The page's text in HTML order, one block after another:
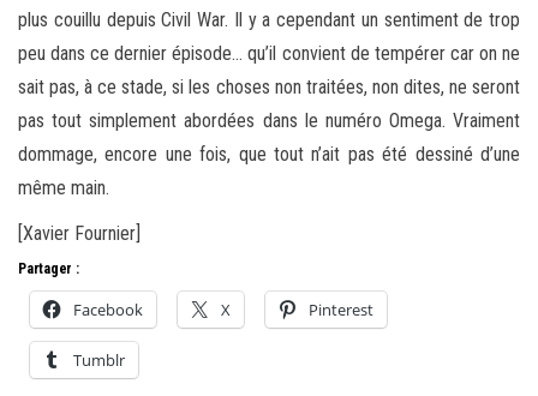
plus couillu depuis Civil War. Il y a cependant un sentiment de trop
peu dans ce dernier épisode… qu’il convient de tempérer car on ne
sait pas, à ce stade, si les choses non traitées, non dites, ne seront
pas tout simplement abordées dans le numéro Omega. Vraiment
dommage, encore une fois, que tout n’ait pas été dessiné d’une
même main.
[Xavier Fournier]
Partager :
Facebook X Pinterest
Tumblr